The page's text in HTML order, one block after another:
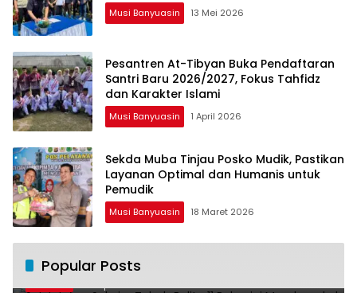
Musi Banyuasin 13 Mei 2026
Pesantren At-Tibyan Buka Pendaftaran
Santri Baru 2026/2027, Fokus Tahfidz
dan Karakter Islami
Musi Banyuasin 1 April 2026
Sekda Muba Tinjau Posko Mudik, Pastikan
Layanan Optimal dan Humanis untuk
Pemudik
Musi Banyuasin 18 Maret 2026
Popular Posts
1
ini Membengkak
28 April 2016 11027